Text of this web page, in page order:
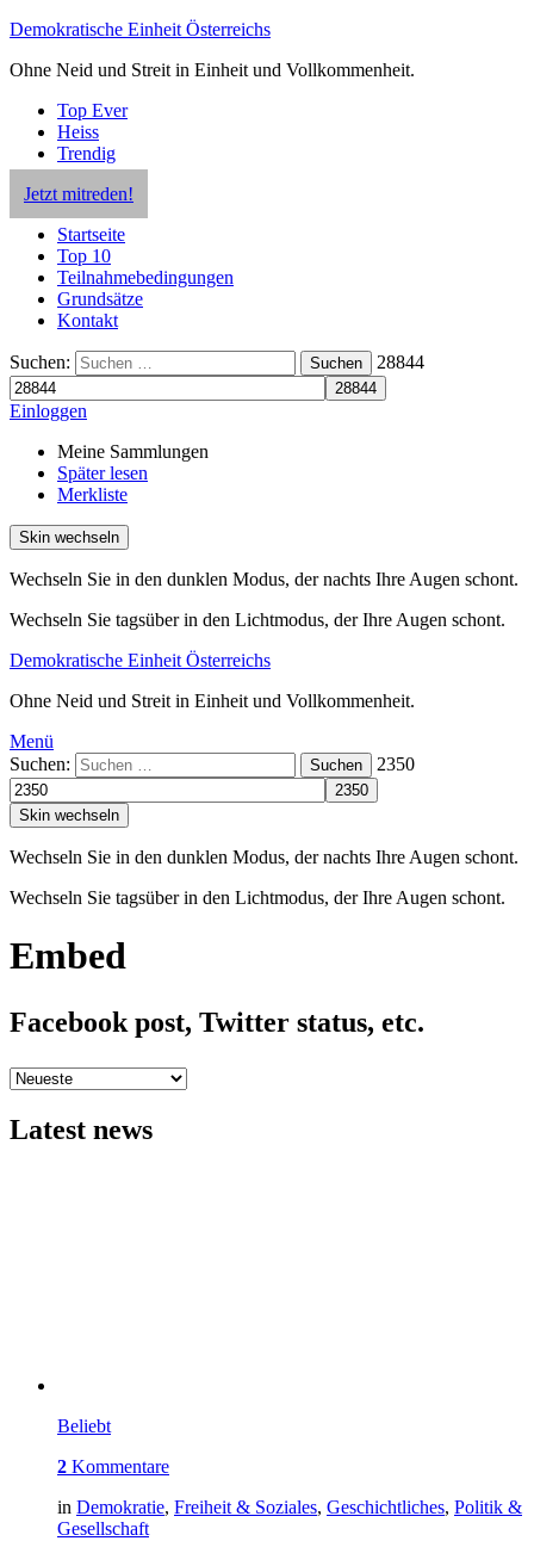
Demokratische Einheit Österreichs
Ohne Neid und Streit in Einheit und Vollkommenheit.
Top Ever
Heiss
Trendig
Jetzt mitreden!
Startseite
Top 10
Teilnahmebedingungen
Grundsätze
Kontakt
Suchen: Suchen 28844
Einloggen
Meine Sammlungen
Später lesen
Merkliste
Skin wechseln
Wechseln Sie in den dunklen Modus, der nachts Ihre Augen schont.
Wechseln Sie tagsüber in den Lichtmodus, der Ihre Augen schont.
Demokratische Einheit Österreichs
Ohne Neid und Streit in Einheit und Vollkommenheit.
Menü
Suchen:
Suchen 2350
Skin wechseln
Wechseln Sie in den dunklen Modus, der nachts Ihre Augen schont.
Wechseln Sie tagsüber in den Lichtmodus, der Ihre Augen schont.
Embed
Facebook post, Twitter status, etc.
Latest news
Beliebt
2 Kommentare
in Demokratie, Freiheit & Soziales, Geschichtliches, Politik &
Gesellschaft